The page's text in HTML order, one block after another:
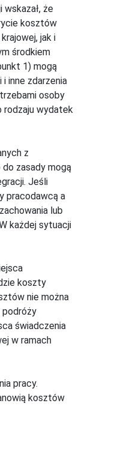
że
kosztów
jak i
środkiem
1) mogą
inne zdarzenia
osoby
rodzaju wydatek
z
zasady mogą
Jeśli
pracodawcą a
lub
każdej sytuacji
koszty
nie można
świadczenia
w ramach
pracy.
kosztów